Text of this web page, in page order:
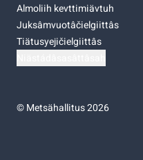
Almoliih kevttimiävtuh
Juksâmvuotâčielgiittâs
Tiätusyejičielgiittâs
©Metsähallitus 2026